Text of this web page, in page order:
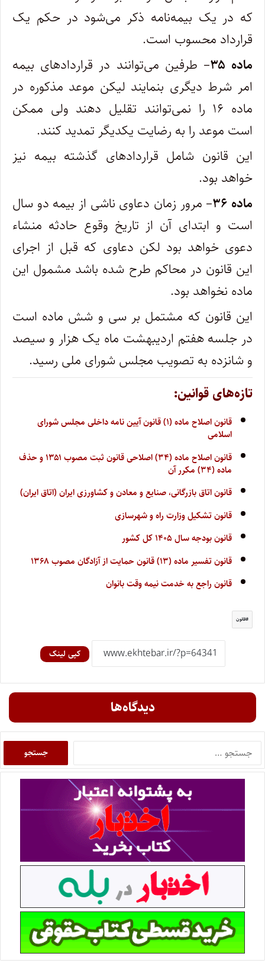
که در یک بیمه‌نامه ذکر می‌شود در حکم یک
قرارداد محسوب است.
ماده ۳۵
– طرفین می‌توانند در قراردادهای بیمه
امر شرط دیگری بنمایند لیکن موعد مذکوره در
ماده ۱۶ را نمی‌توانند تقلیل دهند ولی ممکن
است موعد را به رضایت یکدیگر تمدید کنند.
‌این قانون شامل قراردادهای گذشته بیمه نیز
خواهد بود.
ماده ۳۶
– مرور زمان دعاوی ناشی از بیمه دو سال
است و ابتدای آن از تاریخ وقوع حادثه منشاء
دعوی خواهد بود لکن دعاوی که قبل از اجرای
این قانون در محاکم طرح شده باشد مشمول این
ماده نخواهد بود.
این قانون که مشتمل بر سی و شش ماده است
در جلسه هفتم اردیبهشت ماه یک هزار و سیصد
و شانزده به تصویب مجلس شورای ملی رسید.
تازه‌های قوانین:
قانون اصلاح ماده (۱) قانون آیین نامه داخلی مجلس شورای
اسلامی
قانون اصلاح ماده (۳۴) اصلاحی قانون ثبت مصوب ۱۳۵۱ و حذف
ماده (۳۴) مکرر آن
قانون اتاق بازرگانی، صنایع و معادن و کشاورزی ایران (اتاق ایران)
قانون تشکیل وزارت راه و شهرسازی
قانون بودجه سال ۱۴۰۵ کل کشور
قانون تفسیر ماده (۱۳) قانون حمایت از آزادگان مصوب ۱۳۶۸
قانون راجع به خدمت نیمه وقت بانوان
قانون
کپی لینک
دیدگاه‌ها